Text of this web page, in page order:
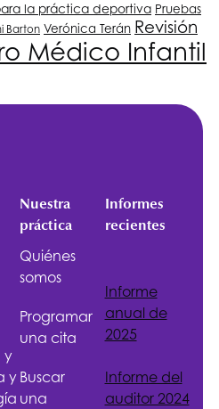
la práctica deportiva Pruebas
Barton Verónica Terán Revisión
Médico Infantil
y
y
Nuestra
práctica
Quiénes
somos
Programar
una cita
Buscar
una
Informes
recientes
Informe
anual de
2025
Informe del
auditor 2024